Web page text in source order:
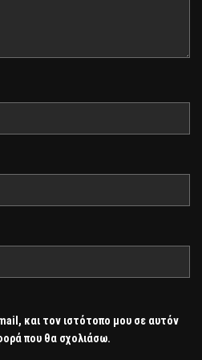
και τον ιστότοπο μου σε αυτόν
που θα σχολιάσω.